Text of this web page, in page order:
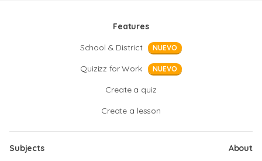
Features
School & District
NUEVO
Quizizz for Work NUEVO
Create a quiz
Create a lesson
Subjects
About